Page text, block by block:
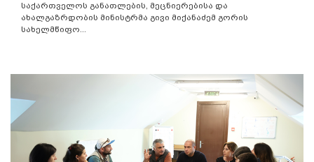
საქართველოს განათლების, მეცნიერებისა და
ახალგაზრდობის მინისტრმა გივი მიქანაძემ გორის
სახელმწიფო...